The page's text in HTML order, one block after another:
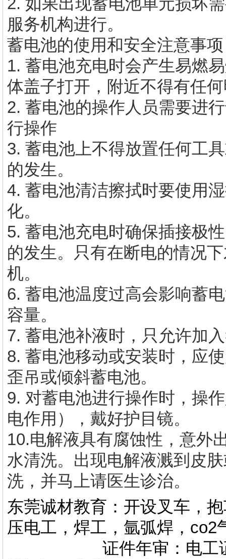
服务机构进行。
蓄电池的使用和安全注意事项
1. 蓄电池充电时会产生易燃
体盖子打开，附近不得有任
2. 蓄电池的操作人员需要进
行操作
3. 蓄电池上不得放置任何工
的发生。
4. 蓄电池清洁擦拭时要使用
化。
5. 蓄电池充电时确保插接极
的发生。只有在断电的情况
机。
6. 蓄电池温度过高会影响蓄
容量。
7. 蓄电池补液时，只允许加
8. 蓄电池移动或安装时，应
歪吊或倾斜蓄电池。
9. 对蓄电池进行操作时，操
电作用），戴好护目镜。
10.电解液具有腐蚀性，意外
水清洗。出现电解液溅到皮
洗，并马上请医生诊治。
东莞诚材教育：开设叉车，
压电工，焊工，氩弧焊，co2
证件年审：电工证，